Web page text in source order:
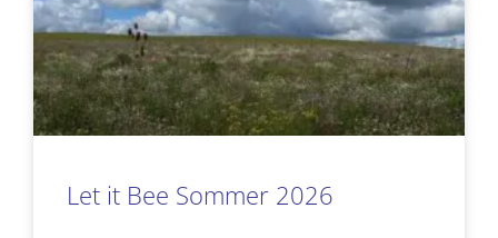
Let it Bee Sommer 2026